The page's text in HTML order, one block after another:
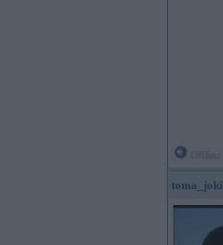
toma_joki